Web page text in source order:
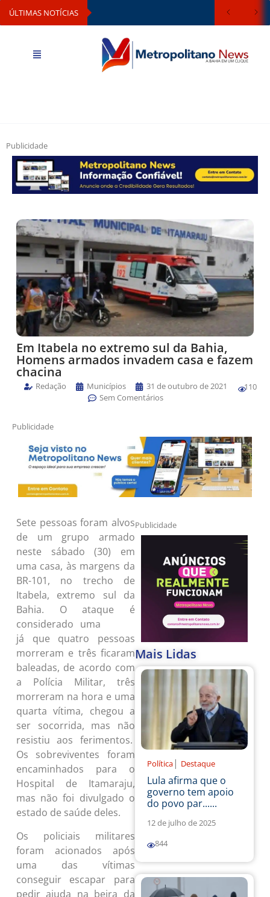
ÚLTIMAS NOTÍCIAS
Publicidade
Em Itabela no extremo sul da Bahia,
Homens armados invadem casa e fazem
chacina
Redação Municípios
31 de outubro de 2021
Sem Comentários
110
Publicidade
Sete pessoas foram alvos
de um grupo armado
neste sábado (30) em
uma casa, às margens da
BR-101, no trecho de
Itabela, extremo sul da
Bahia. O ataque é
considerado uma
já que quatro pessoas
morreram e três ficaram
baleadas, de acordo com
a Polícia Militar, três
morreram na hora e uma
quarta vítima, chegou a
ser socorrida, mas não
resistiu aos ferimentos.
Os sobreviventes foram
encaminhados para o
Hospital de Itamaraju,
mas não foi divulgado o
estado de saúde deles.
Os policiais militares
foram acionados após
uma das vítimas
conseguir escapar para
pedir ajuda na beira da
Publicidade
Mais Lidas
Política | Destaque
Lula afirma que o
governo tem apoio
do povo par......
12 de julho de 2025
844